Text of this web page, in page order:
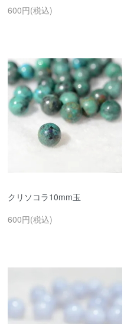
600円(税込)
クリソコラ10mm玉
600円(税込)